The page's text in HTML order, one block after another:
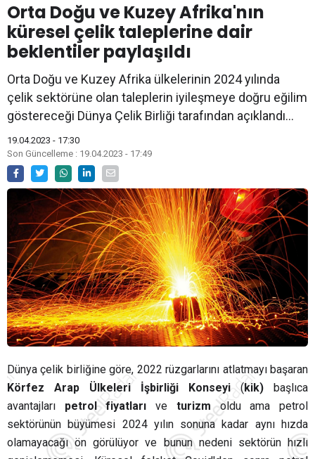
Orta Doğu ve Kuzey Afrika'nın
küresel çelik taleplerine dair
beklentiler paylaşıldı
Orta Doğu ve Kuzey Afrika ülkelerinin 2024 yılında
çelik sektörüne olan taleplerin iyileşmeye doğru eğilim
göstereceği Dünya Çelik Birliği tarafından açıklandı...
19.04.2023 - 17:30
Son Güncelleme : 19.04.2023 - 17:49
Dünya çelik birliğine göre, 2022 rüzgarlarını atlatmayı başaran
Körfez Arap Ülkeleri İşbirliği Konseyi (kik) başlıca
avantajları petrol fiyatları ve turizm oldu ama petrol
sektörünün büyümesi 2024 yılın sonuna kadar aynı hızda
olamayacağı ön görülüyor ve bunun nedeni sektörün hızlı